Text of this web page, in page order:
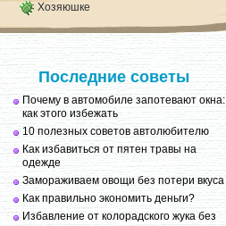
Хозяюшке
Последние советы
Почему в автомобиле запотевают окна:
как этого избежать
10 полезных советов автолюбителю
Как избавиться от пятен травы на
одежде
Замораживаем овощи без потери вкуса
Как правильно экономить деньги?
Избавление от колорадского жука без